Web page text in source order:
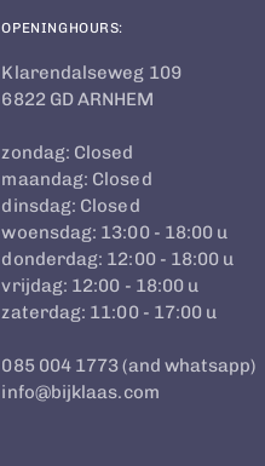
OPENINGHOURS:
Klarendalseweg 109
6822 GD ARNHEM
zondag: Closed
maandag: Closed
dinsdag: Closed
woensdag: 13:00 - 18:00 u
donderdag: 12:00 - 18:00 u
vrijdag: 12:00 - 18:00 u
zaterdag: 11:00 - 17:00 u
085 004 1773 (and whatsapp)
info@bijklaas.com